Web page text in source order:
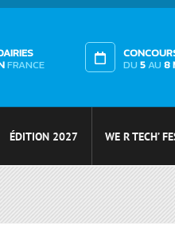
FRANCE DU 5AU 8
ÉDITION 2027 WE R TECH’